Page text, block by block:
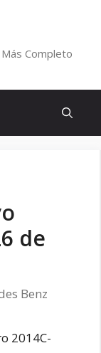
Completo
de
Benz
2014C-